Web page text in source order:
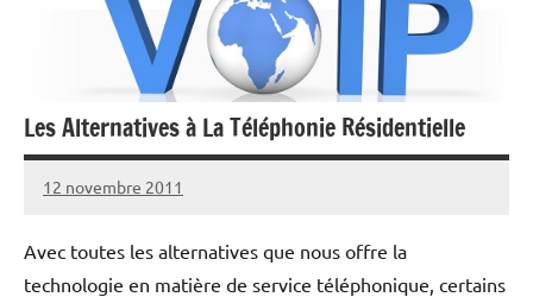
Les Alternatives à La Téléphonie Résidentielle
12 novembre 2011
rédaction
Avec toutes les alternatives que nous offre la
technologie en matière de service téléphonique, certains